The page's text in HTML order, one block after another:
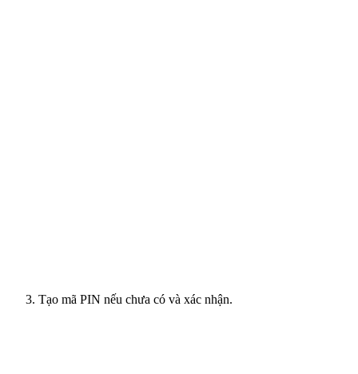
Tạo mã PIN nếu chưa có và xác nhận.